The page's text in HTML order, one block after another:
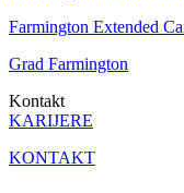
Farmington Extended
Grad Farmington
Kontakt
KARIJERE
KONTAKT